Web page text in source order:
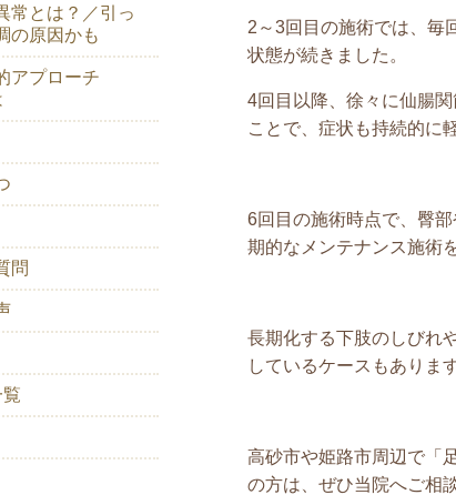
2～3回目の施術では、毎
状態が続きました。
4回目以降、徐々に仙腸
ことで、症状も持続的に
6回目の施術時点で、臀
期的なメンテナンス施術
長期化する下肢のしびれ
しているケースもあります
高砂市や姫路市周辺で「
の方は、ぜひ当院へご相
常とは？／引っ
の原因かも
アプローチ
問